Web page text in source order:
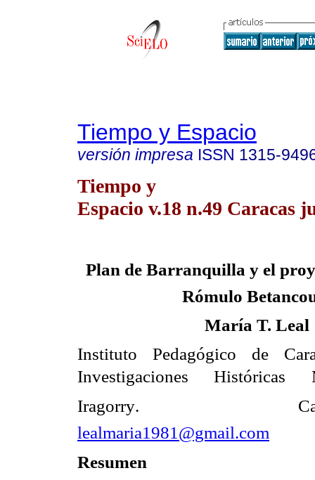
Tiempo y Espacio
versión impresa ISSN 1315-
Tiempo y
Espacio v.18 n.49 Caracas
Plan de Barranquilla y el
Rómulo
María T. Leal
Instituto Pedagógico de
Investigaciones Históricas
Iragorry.
lealmaria1981@gmail.com
Resumen